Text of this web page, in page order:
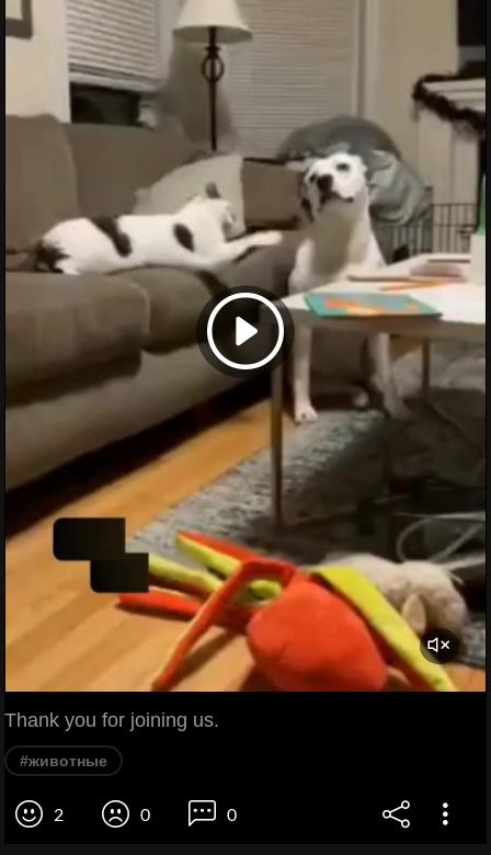
Thank you for joining us.
#животные
2 0 0